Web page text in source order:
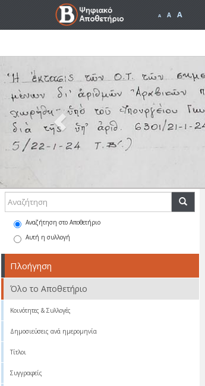
A A A
Αναζήτηση στο Αποθετήριο
Αυτή η συλλογή
Πλοήγηση
Όλο το Αποθετήριο
Κοινότητες & Συλλογές
Δημοσιεύσεις ανά ημερομηνία
Τίτλοι
Συγγραφείς